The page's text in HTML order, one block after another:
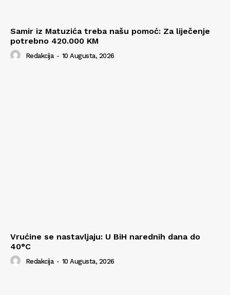
Samir iz Matuzića treba našu pomoć: Za liječenje
potrebno 420.000 KM
Redakcija - 10 Augusta, 2026
Vrućine se nastavljaju: U BiH narednih dana do
40°C
Redakcija - 10 Augusta, 2026